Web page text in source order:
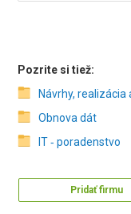
Pozrite si tiež:
Návrhy, realizácia
Obnova dát
IT ‑ poradenstvo
Pridať firmu